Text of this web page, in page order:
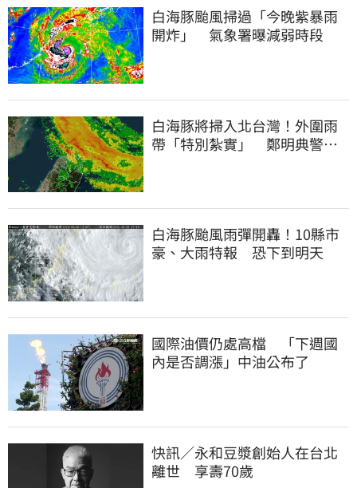
白海豚颱風掃過「今晚紫暴雨
開炸」 氣象署曝減弱時段
白海豚將掃入北台灣！外圍雨
帶「特別紮實」 鄭明典警告
白海豚颱風雨彈開轟！10縣市
豪、大雨特報 恐下到明天
國際油價仍處高檔 「下週國
內是否調漲」中油公布了
快訊／永和豆漿創始人在台北
離世 享壽70歲